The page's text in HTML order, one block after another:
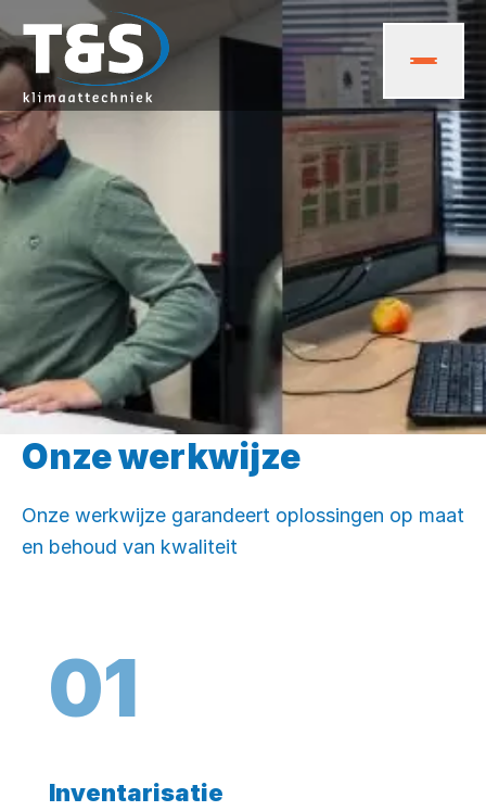
Onze werkwijze
Onze werkwijze garandeert oplossingen op maat
en behoud van kwaliteit
01
Inventarisatie